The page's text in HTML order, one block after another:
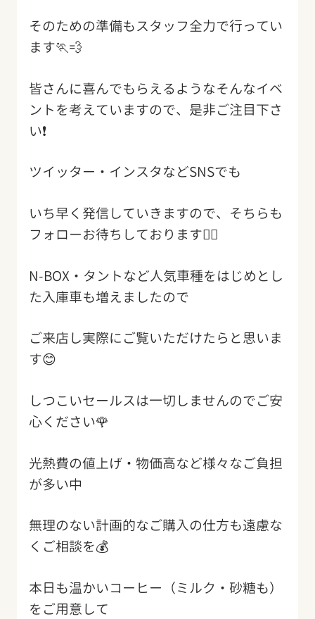
そのための準備もスタッフ全力で行ってい
ます🏃💨
皆さんに喜んでもらえるようなそんなイベ
ントを考えていますので、是非ご注目下さ
い❗️
ツイッター・インスタなどSNSでも
いち早く発信していきますので、そちらも
フォローお待ちしております🙇‍♂️
N-BOX・タントなど人気車種をはじめとし
た入庫車も増えましたので
ご来店し実際にご覧いただけたらと思いま
す😊
しつこいセールスは一切しませんのでご安
心ください🌹
光熱費の値上げ・物価高など様々なご負担
が多い中
無理のない計画的なご購入の仕方も遠慮な
くご相談を💰
本日も温かいコーヒー（ミルク・砂糖も）
をご用意して